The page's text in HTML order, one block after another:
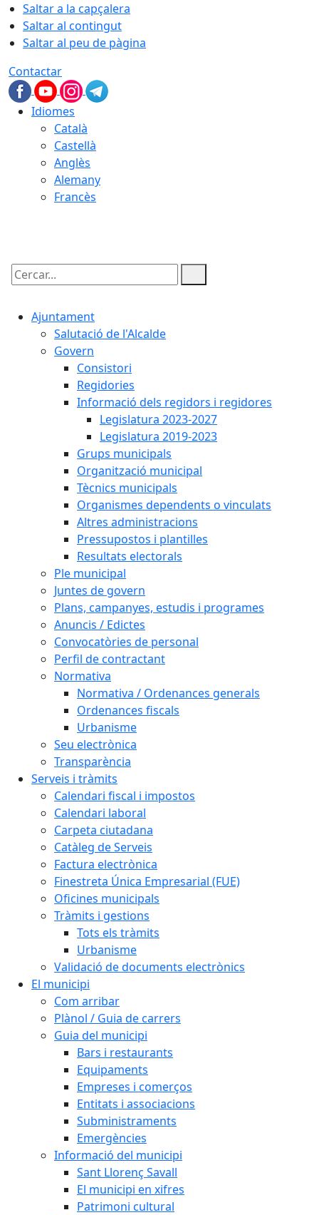
Saltar a la capçalera
Saltar al contingut
Saltar al peu de pàgina
Contactar
Idiomes
Català
Castellà
Anglès
Alemany
Francès
Cercar:
Ajuntament
Salutació de l'Alcalde
Govern
Consistori
Regidories
Informació dels regidors i regidores
Legislatura 2023-2027
Legislatura 2019-2023
Grups municipals
Organització municipal
Tècnics municipals
Organismes dependents o vinculats
Altres administracions
Pressupostos i plantilles
Resultats electorals
Ple municipal
Juntes de govern
Plans, campanyes, estudis i programes
Anuncis / Edictes
Convocatòries de personal
Perfil de contractant
Normativa
Normativa / Ordenances generals
Ordenances fiscals
Urbanisme
Seu electrònica
Transparència
Serveis i tràmits
Calendari fiscal i impostos
Calendari laboral
Carpeta ciutadana
Catàleg de Serveis
Factura electrònica
Finestreta Única Empresarial (FUE)
Oficines municipals
Tràmits i gestions
Tots els tràmits
Urbanisme
Validació de documents electrònics
El municipi
Com arribar
Plànol / Guia de carrers
Guia del municipi
Bars i restaurants
Equipaments
Empreses i comerços
Entitats i associacions
Subministraments
Emergències
Informació del municipi
Sant Llorenç Savall
El municipi en xifres
Patrimoni cultural